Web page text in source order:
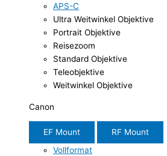
APS-C
Ultra Weitwinkel Objektive
Portrait Objektive
Reisezoom
Standard Objektive
Teleobjektive
Weitwinkel Objektive
Canon
EF Mount
RF Mount
Vollformat